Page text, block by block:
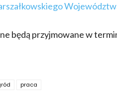
będą przyjmowane w
praca